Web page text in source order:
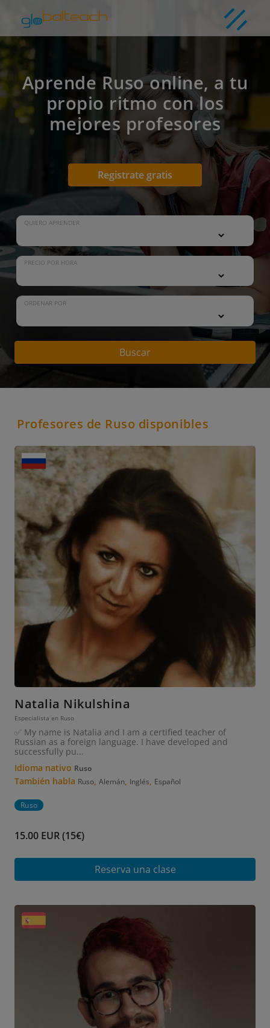
Aprende Ruso online, a tu
propio ritmo con los
mejores profesores
Registrate gratis
QUIERO APRENDER
PRECIO POR HORA
ORDENAR POR
Buscar
Profesores de Ruso disponibles
Natalia Nikulshina
Especialista en Ruso
✅ My name is Natalia and I am a certified teacher of
Russian as a foreign language. I have developed and
successfully pu...
Idioma nativo Ruso
También habla Ruso Alemán Inglés Español
Ruso
15.00 EUR (15€)
Reserva una clase